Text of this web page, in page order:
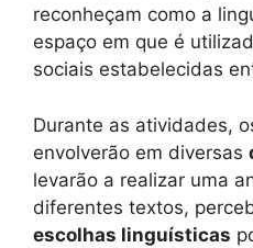
reconheçam como a
espaço em que é
sociais estabelecidas
Durante as atividades,
envolverão em diversas
levarão a realizar uma
diferentes textos,
escolhas linguísticas